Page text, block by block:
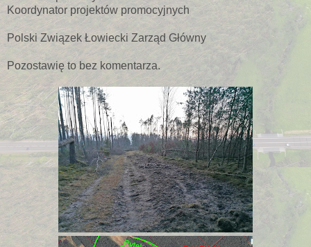
Koordynator projektów promocyjnych
Polski Związek Łowiecki Zarząd Główny
Pozostawię to bez komentarza.